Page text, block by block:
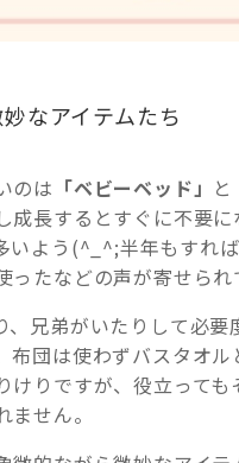
なアイテムたち
のは 「ベビーベッド」 と
成長するとすぐに不要
いよう(^_^;半年もすれ
たなどの声が寄せられ
、兄弟がいたりして必
布団は使わずバスタオ
けりですが、役立って
せん。